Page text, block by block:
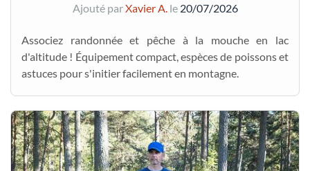
Ajouté parXavier A. le 20/07/2026
Associez randonnée et pêche à la mouche en lac
d'altitude ! Équipement compact, espèces de poissons et
astuces pour s'initier facilement en montagne.